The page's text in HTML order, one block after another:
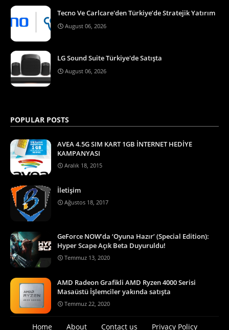
Tecno Ve Carlcare'den Türkiye’de Stratejik Yatırım
August 06, 2026
LG Sound Suite Türkiye'de Satışta
August 06, 2026
POPULAR POSTS
AVEA 4.5G SIM KART 1GB İNTERNET HEDİYE
KAMPANYASI
Aralık 18, 2015
İletişim
Ağustos 18, 2017
GeForce NOW’da ‘Oyuna Hazır’ (Special Edition):
Hyper Scape Açık Beta Duyuruldu!
Temmuz 13, 2020
AMD Radeon Grafikli AMD Ryzen 4000 Serisi
Masaüstü İşlemciler yakında satışta
Temmuz 22, 2020
Home About Contact us Privacy Policy